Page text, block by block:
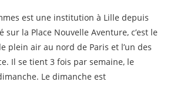
est une institution à Lille depuis
sur la Place Nouvelle Aventure, c’est le
plein air au nord de Paris et l’un des
Il se tient 3 fois par semaine, le
Le dimanche est